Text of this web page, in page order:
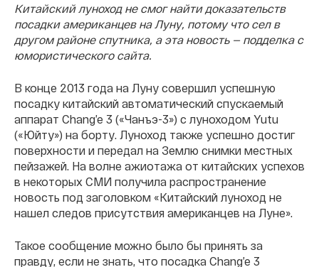
Китайский луноход не смог найти доказательств
посадки американцев на Луну, потому что сел в
другом районе спутника, а эта новость — подделка с
юмористического сайта.
В конце 2013 года на Луну совершил успешную
посадку китайский автоматический спускаемый
аппарат Chang’e 3 («Чанъэ-3») с луноходом Yutu
(«Юйту») на борту. Луноход также успешно достиг
поверхности и передал на Землю снимки местных
пейзажей. На волне ажиотажа от китайских успехов
в некоторых СМИ получила распространение
новость под заголовком «Китайский луноход не
нашел следов присутствия американцев на Луне».
Такое сообщение можно было бы принять за
правду, если не знать, что посадка Chang’e 3